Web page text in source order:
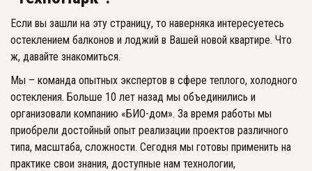
Если вы зашли на эту страницу, то наверняка интересуетесь
остеклением балконов и лоджий в Вашей новой квартире. Что
ж, давайте знакомиться.
Мы – команда опытных экспертов в сфере теплого, холодного
остекления. Больше 10 лет назад мы объединились и
организовали компанию «БИО-дом». За время работы мы
приобрели достойный опыт реализации проектов различного
типа, масштаба, сложности. Сегодня мы готовы применить на
практике свои знания, доступные нам технологии,